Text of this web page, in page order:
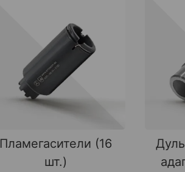
Пламегасители (16
шт.)